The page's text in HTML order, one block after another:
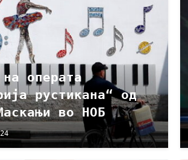
операта
рустикана“ од
во НОБ